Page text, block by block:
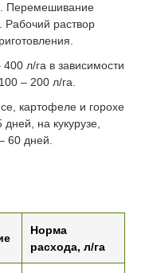
Перемешивание
Рабочий раствор
400 л/га в зависимости
– 200 л/га.
картофеле и горохе
на кукурузе,
60 дней.
Норма
расхода, л/га